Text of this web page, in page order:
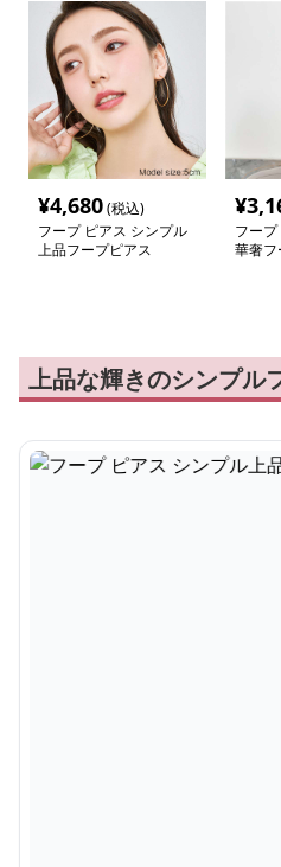
¥4,680(税込)
フープ ピアス シンプル
上品フープピアス
¥
フー
華奢フ
上品な輝きのシンプル